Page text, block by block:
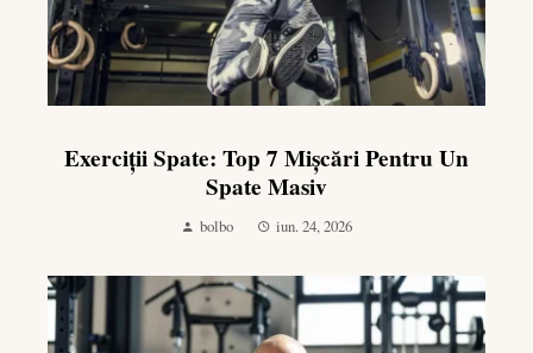
Exerciții Spate: Top 7 Mișcări Pentru Un
Spate Masiv
bolbo iun. 24, 2026